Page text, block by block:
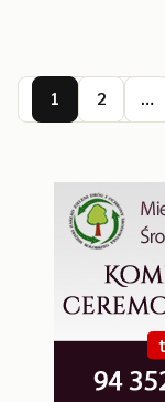
1 2 …